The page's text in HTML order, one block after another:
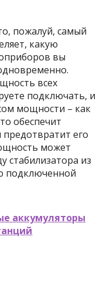
пожалуй, самый
какую
вы
всех
подключать, и
мощности – как
обеспечит
его
может
стабилизатора из
подключенной
аккумуляторы